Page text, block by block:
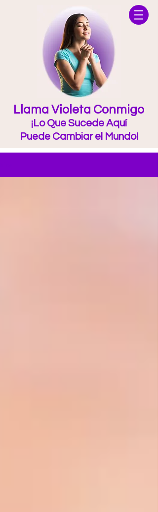
Llama Violeta Conmigo
¡Lo Que Sucede Aquí
Puede Cambiar el Mundo!